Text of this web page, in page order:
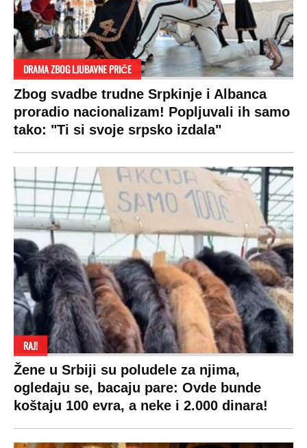
DRAMA ZBOG LJUBAVNE PRIČE
Zbog svadbe trudne Srpkinje i Albanca
proradio nacionalizam! Popljuvali ih samo
tako: "Ti si svoje srpsko izdala"
RAJ!
Žene u Srbiji su poludele za njima,
ogledaju se, bacaju pare: Ovde bunde
koštaju 100 evra, a neke i 2.000 dinara!